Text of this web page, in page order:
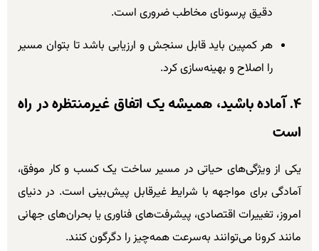
دقیق پرسونای مخاطب ضروری است.
هر کمپین باید قابل سنجش و ارزیابی باشد تا بتوان مسیر
را اصلاح و بهینه‌سازی کرد.
۴. آماده باشید، همیشه یک اتفاق غیرمنتظره در راه
است
یکی از ویژگی‌های حیاتی در مسیر ساخت یک کسب و کار موفق،
آمادگی برای مواجهه با شرایط غیرقابل پیش‌بینی است. در دنیای
امروز، تغییرات اقتصادی، پیشرفت‌های فناوری یا بحران‌های جهانی
مانند کرونا می‌توانند به‌سرعت همه‌چیز را دگرگون کنند.